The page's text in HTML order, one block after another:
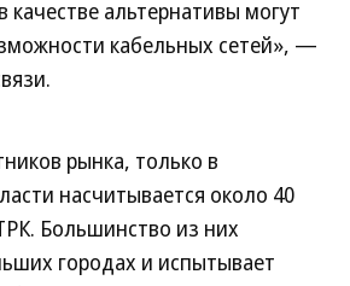
качестве альтернативы могут
кабельных сетей», —
рынка, только в
насчитывается около 40
Большинство из них
городах и испытывает